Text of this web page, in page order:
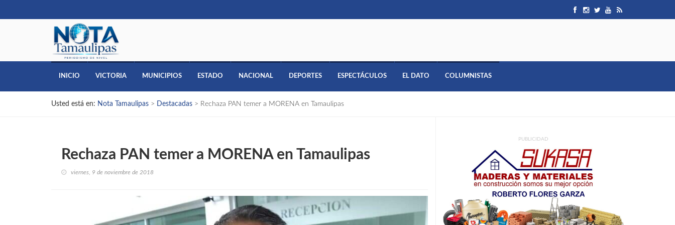
INICIO VICTORIA MUNICIPIOS ESTADO NACIONAL DEPORTES ESPECTÁCULOS EL DATO COLUMNISTAS
Usted está en: Nota Tamaulipas > Destacadas > Rechaza PAN temer a MORENA en Tamaulipas
Rechaza PAN temer a MORENA en Tamaulipas
viernes, 9 de noviembre de 2018
PUBLICIDAD